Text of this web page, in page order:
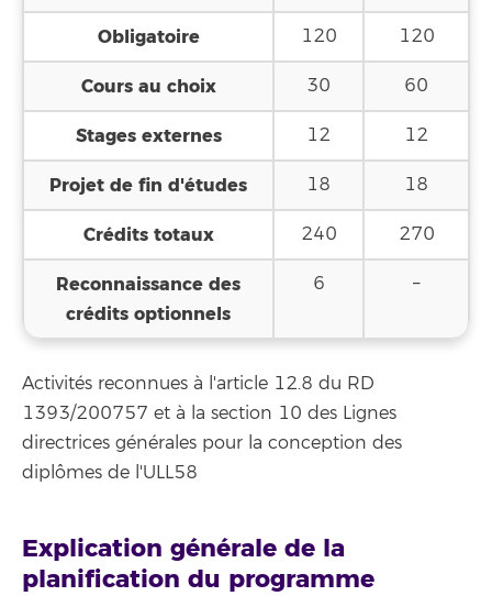
Obligatoire 120 120
Cours au choix 30 60
Stages externes 12 12
Projet de fin d'études 18 18
Crédits totaux 240 270
Reconnaissance des
crédits optionnels
6 –
Activités reconnues à l'article 12.8 du RD
1393/200757 et à la section 10 des Lignes
directrices générales pour la conception des
diplômes de l'ULL58
Explication générale de la
planification du programme